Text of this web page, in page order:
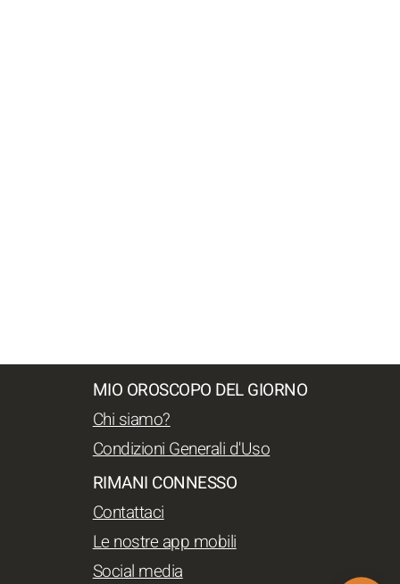
MIO OROSCOPO DEL GIORNO
Chi siamo?
Condizioni Generali d'Uso
RIMANI CONNESSO
Contattaci
Le nostre app mobili
Social media